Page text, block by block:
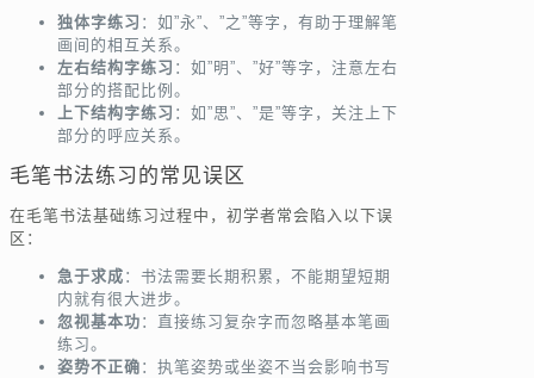
独体字练习 ：如”永”、”之”等字，有助于理解笔
画间的相互关系。
左右结构字练习 ：如”明”、”好”等字，注意左右
部分的搭配比例。
上下结构字练习 ：如”思”、”是”等字，关注上下
部分的呼应关系。
毛笔书法练习的常见误区
在毛笔书法基础练习过程中，初学者常会陷入以下误
区：
急于求成 ：书法需要长期积累，不能期望短期
内就有很大进步。
忽视基本功 ：直接练习复杂字而忽略基本笔画
练习。
姿势不正确 ：执笔姿势或坐姿不当会影响书写